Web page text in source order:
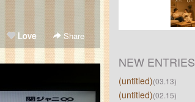
Love Share
NEW ENTRIES
(untitled)(03.13)
(untitled)(02.15)